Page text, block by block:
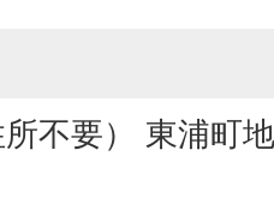
不要） 東浦町